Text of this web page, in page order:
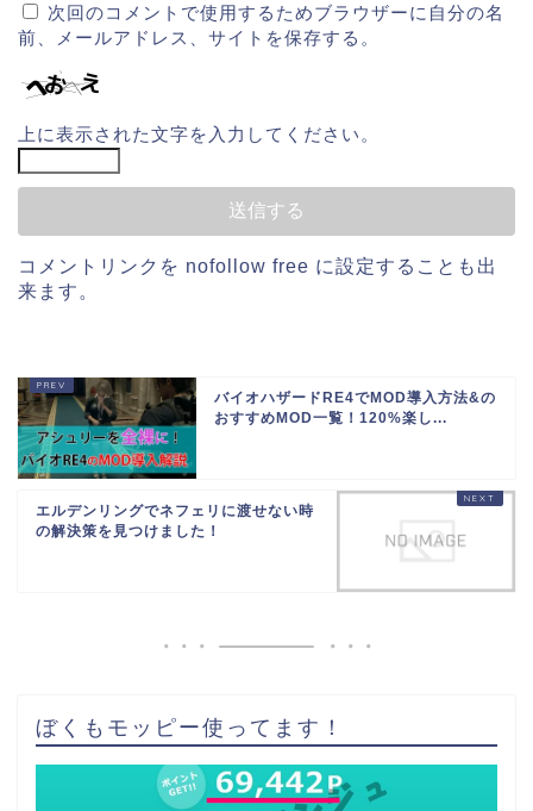
次回のコメントで使用するためブラウザーに自分の名
前、メールアドレス、サイトを保存する。
上に表示された文字を入力してください。
コメントリンクを nofollow free に設定することも出
来ます。
バイオハザードRE4でMOD導入方法&の
おすすめMOD一覧！120%楽し...
エルデンリングでネフェリに渡せない時
の解決策を見つけました！
ぼくもモッピー使ってます！